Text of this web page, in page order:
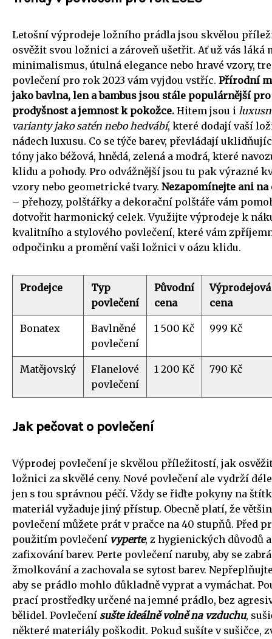
Letošní výprodeje ložního prádla jsou skvělou
osvěžit svou ložnici a zároveň ušetřit. Ať už vás láká
minimalismus, útulná elegance nebo hravé vzory,
povlečení pro rok 2023 vám vyjdou vstříc. Přírodní
jako bavlna, len a bambus jsou stále populárnější
prodyšnost a jemnost k pokožce. Hitem jsou i
varianty jako satén nebo hedvábí, které dodají vaší
nádech luxusu. Co se týče barev, převládají
tóny jako béžová, hnědá, zelená a modrá, které
klidu a pohody. Pro odvážnější jsou tu pak výrazné
vzory nebo geometrické tvary. Nezapomínejte ani
– přehozy, polštářky a dekorační polštáře vám
dotvořit harmonický celek. Využijte výprodeje k
kvalitního a stylového povlečení, které vám
odpočinku a promění vaši ložnici v oázu klidu.
Prodejce
Typ
povlečení
Původní
cena
Výprodejová
cena
Bonatex
Bavlněné
povlečení
1 500 Kč 999 Kč
Matějovský
Flanelové
povlečení
1 200 Kč 790 Kč
Jak pečovat o povlečení
Výprodej povlečení je skvělou příležitostí, jak
ložnici za skvělé ceny. Nové povlečení ale vydrží
jen s tou správnou péčí. Vždy se řiďte pokyny na
materiál vyžaduje jiný přístup. Obecně platí, že
povlečení můžete prát v pračce na 40 stupňů. Před
použitím povlečení vyperte, z hygienických důvodů
zafixování barev. Perte povlečení naruby, aby se
žmolkování a zachovala se sytost barev.
aby se prádlo mohlo důkladně vyprat a vymáchat.
prací prostředky určené na jemné prádlo, bez
bělidel. Povlečení sušte ideálně volně na vzduchu,
některé materiály poškodit. Pokud sušíte v sušičce,